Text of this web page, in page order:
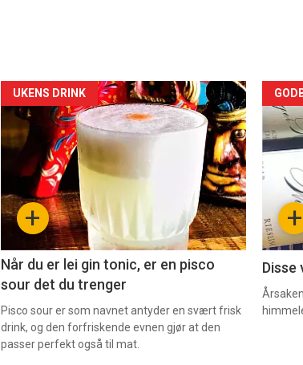
Forsiden
akkurat
nå
-
+
UKENS DRINK
Når du er lei gin tonic, er en pisco
sour det du trenger
Pisco sour er som navnet antyder en svært frisk
drink, og den forfriskende evnen gjør at den
passer perfekt også til mat.
nå
3 +
Disse